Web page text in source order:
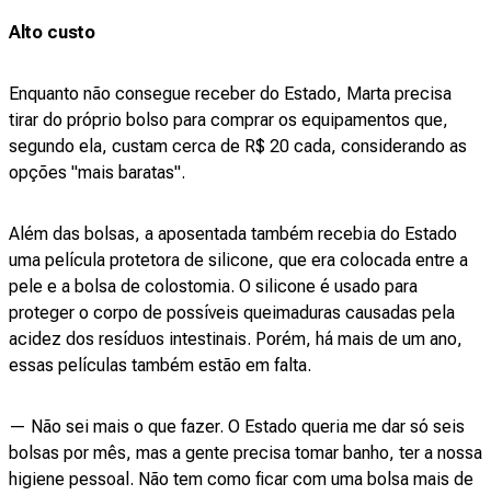
Alto custo
Enquanto não consegue receber do Estado, Marta precisa
tirar do próprio bolso para comprar os equipamentos que,
segundo ela, custam cerca de R$ 20 cada, considerando as
opções "mais baratas".
Além das bolsas, a aposentada também recebia do Estado
uma película protetora de silicone, que era colocada entre a
pele e a bolsa de colostomia. O silicone é usado para
proteger o corpo de possíveis queimaduras causadas pela
acidez dos resíduos intestinais. Porém, há mais de um ano,
essas películas também estão em falta.
— Não sei mais o que fazer. O Estado queria me dar só seis
bolsas por mês, mas a gente precisa tomar banho, ter a nossa
higiene pessoal. Não tem como ficar com uma bolsa mais de